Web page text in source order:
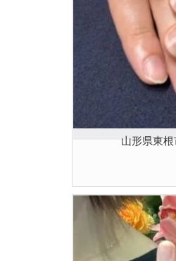
山形県東